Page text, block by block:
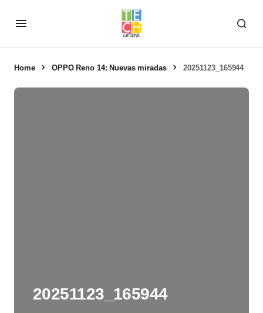
Home OPPO Reno 14: Nuevas miradas 20251123_165944
20251123_165944